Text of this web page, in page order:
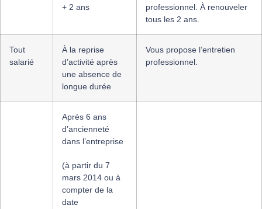
+ 2 ans
professionnel. À renouveler
tous les 2 ans.
Tout
salarié
À la reprise
d’activité après
une absence de
longue durée
Vous propose l’entretien
professionnel.
Après 6 ans
d’ancienneté
dans l’entreprise
(à partir du 7
mars 2014 ou à
compter de la
date